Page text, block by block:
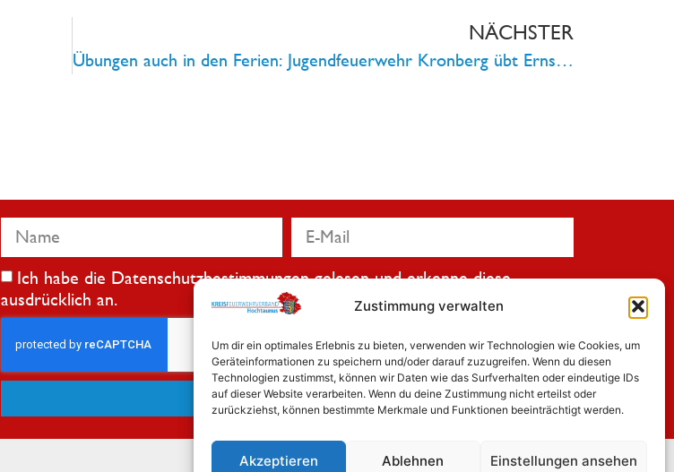
Zustimmung verwalten
Um dir ein optimales Erlebnis zu bieten, verwenden wir Technologien wie Cookies, um
Geräteinformationen zu speichern und/oder darauf zuzugreifen. Wenn du diesen
Technologien zustimmst, können wir Daten wie das Surfverhalten oder eindeutige IDs
auf dieser Website verarbeiten. Wenn du deine Zustimmung nicht erteilst oder
zurückziehst, können bestimmte Merkmale und Funktionen beeinträchtigt werden.
Akzeptieren Ablehnen Einstellungen ansehen
NÄCHSTER
Übungen auch in den Ferien: Jugendfeuerwehr Kronberg übt Ernstfall
Ich habe die Datenschutzbestimmungengelesen und erkenne diese
ausdrücklich an.
Jetzt anmelden